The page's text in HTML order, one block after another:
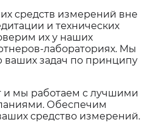
средств измерений вне
и технических
их у наших
лабораториях. Мы
задач по принципу
и мы работаем с лучшими
Обеспечим
средство измерений.